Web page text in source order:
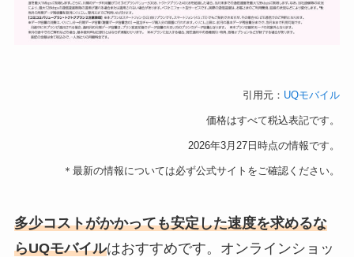
引用元： UQモバイル
価格はすべて税込表記です。
2026年3月27日時点の情報です。
＊最新の情報については必ず公式サイトをご確認ください。
多少コストがかかっても安定した速度を求めるな
らUQモバイルはおすすめです。オンラインショッ